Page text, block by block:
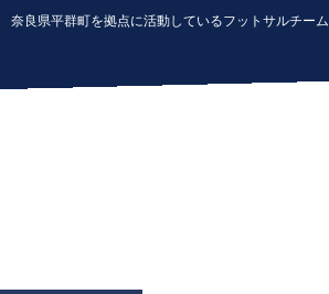
奈良県平群町を拠点に活動しているフットサルチーム